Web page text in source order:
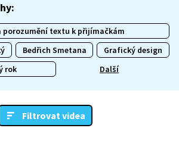
porozumění textu k přijímačkám
Bedřich Smetana
Grafický design
rok
Další
Filtrovat videa